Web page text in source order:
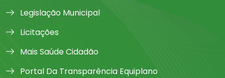
Legislação Municipal
Licitações
Mais Saúde Cidadão
Portal Da Transparência Equiplano